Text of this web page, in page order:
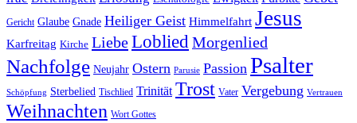
Gericht Glaube Gnade Heiliger Geist Himmelfahrt Jesus
Karfreitag Kirche LiebeLobliedMorgenlied
Nachfolge Neujahr Ostern Parusie Passion Psalter
Schöpfung Sterbelied Tischlied Trinität Trost Vater Vergebung Vertrauen
Weihnachten Wort Gottes